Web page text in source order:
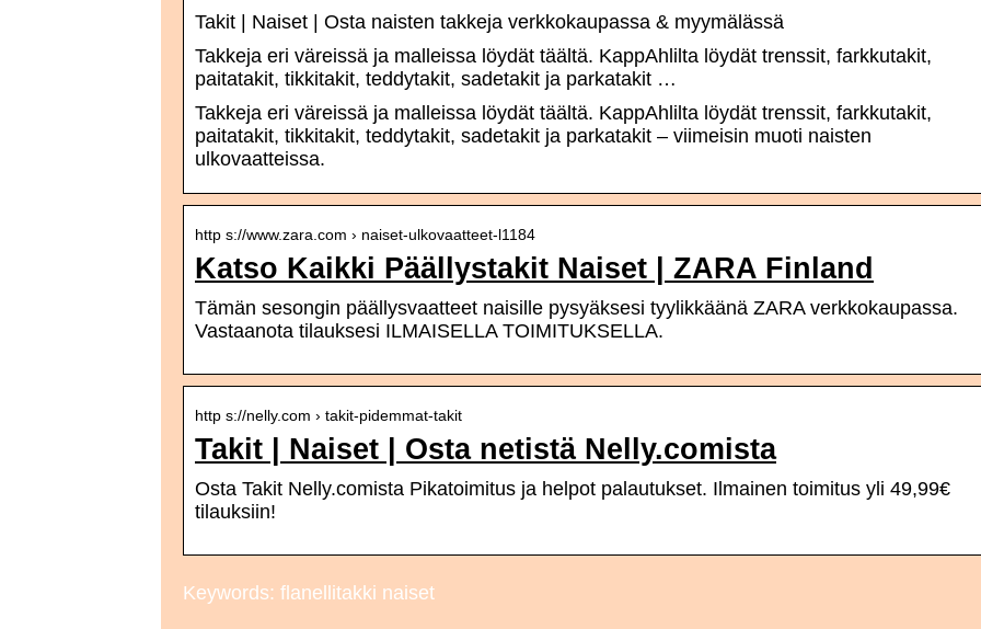
Takit | Naiset | Osta naisten takkeja verkkokaupassa & myymälässä
Takkeja eri väreissä ja malleissa löydät täältä. KappAhlilta löydät trenssit, farkkutakit,
paitatakit, tikkitakit, teddytakit, sadetakit ja parkatakit …
Takkeja eri väreissä ja malleissa löydät täältä. KappAhlilta löydät trenssit, farkkutakit,
paitatakit, tikkitakit, teddytakit, sadetakit ja parkatakit – viimeisin muoti naisten
ulkovaatteissa.
http s://www.zara.com › naiset-ulkovaatteet-l1184
Katso Kaikki Päällystakit Naiset | ZARA Finland
Tämän sesongin päällysvaatteet naisille pysyäksesi tyylikkäänä ZARA verkkokaupassa.
Vastaanota tilauksesi ILMAISELLA TOIMITUKSELLA.
http s://nelly.com › takit-pidemmat-takit
Takit | Naiset | Osta netistä Nelly.comista
Osta Takit Nelly.comista Pikatoimitus ja helpot palautukset. Ilmainen toimitus yli 49,99€
tilauksiin!
Keywords: flanellitakki naiset